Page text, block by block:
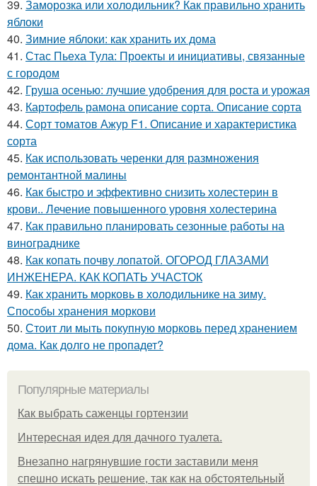
39. Заморозка или холодильник? Как правильно хранить
яблоки
40. Зимние яблоки: как хранить их дома
41. Стас Пьеха Тула: Проекты и инициативы, связанные
с городом
42. Груша осенью: лучшие удобрения для роста и урожая
43. Картофель рамона описание сорта. Описание сорта
44. Сорт томатов Ажур F1. Описание и характеристика
сорта
45. Как использовать черенки для размножения
ремонтантной малины
46. Как быстро и эффективно снизить холестерин в
крови.. Лечение повышенного уровня холестерина
47. Как правильно планировать сезонные работы на
винограднике
48. Как копать почву лопатой. ОГОРОД ГЛАЗАМИ
ИНЖЕНЕРА. КАК КОПАТЬ УЧАСТОК
49. Как хранить морковь в холодильнике на зиму.
Способы хранения моркови
50. Стоит ли мыть покупную морковь перед хранением
дома. Как долго не пропадет?
Популярные материалы
Как выбрать саженцы гортензии
Интересная идея для дачного туалета.
Внезапно нагрянувшие гости заставили меня
спешно искать решение, так как на обстоятельный